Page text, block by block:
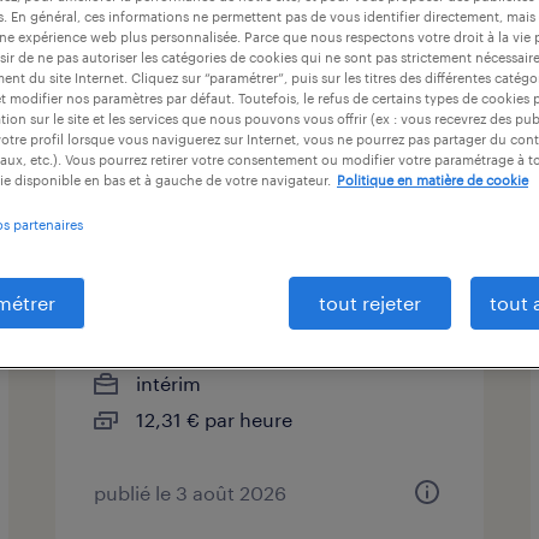
Manosque, Alpes-de-Haute-
durée du contrat niveau d'expérience
intérim
12,31 € par heure
publié le 3 août 2026
En général, ces informations ne permettent pas de vous identifier directement,
expérience web plus personnalisée. Parce que nous respectons votre droit à la vie
de ne pas autoriser les catégories de cookies qui ne sont pas strictement
du site Internet. Cliquez sur “paramétrer”, puis sur les titres des différentes
modifier nos paramètres par défaut. Toutefois, le refus de certains types de cookies
sur le site et les services que nous pouvons vous offrir (ex : vous recevrez des
profil lorsque vous naviguerez sur Internet, vous ne pourrez pas partager du
etc.). Vous pourrez retirer votre consentement ou modifier votre paramétrage à
disponible en bas et à gauche de votre navigateur.
Politique en matière de cookie
partenaires
tout rejeter tout